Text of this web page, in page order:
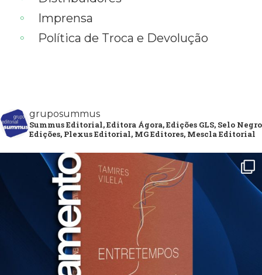
Imprensa
Política de Troca e Devolução
gruposummus
Summus Editorial, Editora Ágora, Edições GLS, Selo Negro
Edições, Plexus Editorial, MG Editores, Mescla Editorial